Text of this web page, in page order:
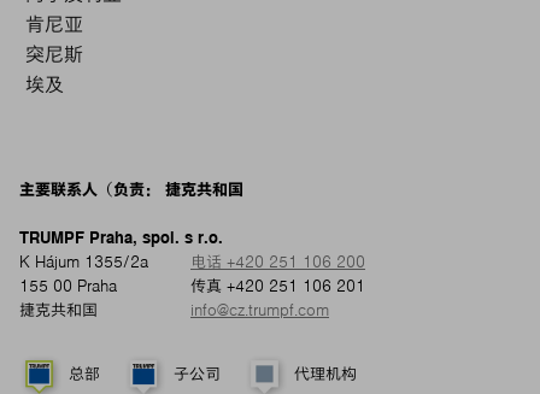
肯尼亚
突尼斯
埃及
主要联系人（负责： 捷克共和国
TRUMPF Praha, spol. s r.o.
K Hájum 1355/2a
155 00 Praha
捷克共和国
电话 +420 251 106 200
传真 +420 251 106 201
info@cz.trumpf.com
总部 子公司 代理机构